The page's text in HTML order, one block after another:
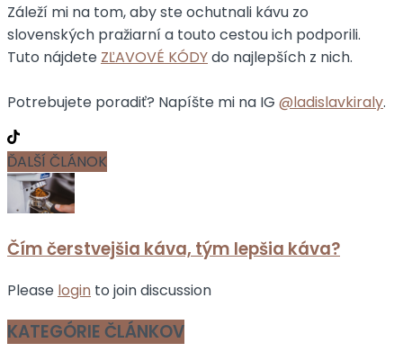
Záleží mi na tom, aby ste ochutnali kávu zo
slovenských pražiarní a touto cestou ich podporili.
Tuto nájdete ZĽAVOVÉ KÓDYdo najlepších z nich.
Potrebujete poradiť? Napíšte mi na IG @ladislavkiraly.
ĎALŠÍ ČLÁNOK
Čím čerstvejšia káva, tým lepšia káva?
Please login to join discussion
KATEGÓRIE ČLÁNKOV